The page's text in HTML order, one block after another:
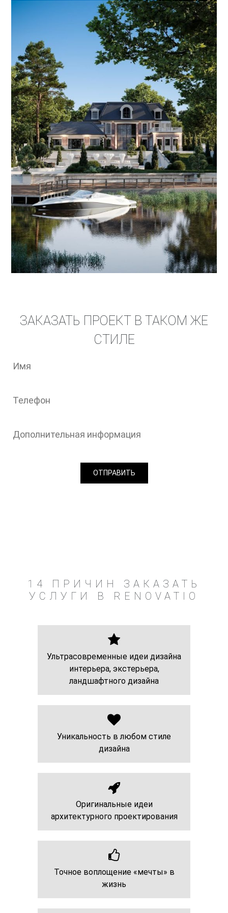
ЗАКАЗАТЬ ПРОЕКТ В ТАКОМ ЖЕ
СТИЛЕ
14 ПРИЧИН ЗАКАЗАТЬ
УСЛУГИ В RENOVATIO
Ультрасовременные идеи дизайна
интерьера, экстерьера,
ландшафтного дизайна
Уникальность в любом стиле
дизайна
Оригинальные идеи
архитектурного проектирования
Точное воплощение «мечты» в
жизнь